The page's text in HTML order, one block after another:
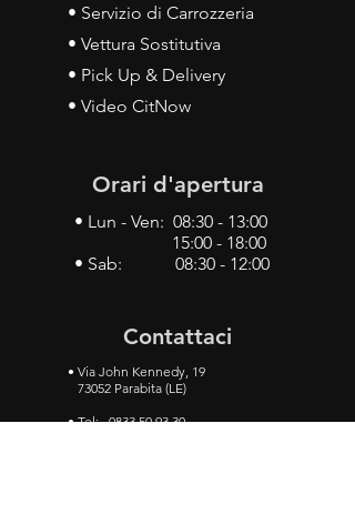
• Servizio di Carrozzeria
• Vettura Sostitutiva
• Pick Up & Delivery
• Video CitNow
Orari d'apertura
• Lun - Ven: 08:30 - 13:00
15:00 - 18:00
• Sab: 08:30 - 12:00
Contattaci
• Via John Kennedy, 19
73052 Parabita (LE)
• Tel:0833 50 93 30